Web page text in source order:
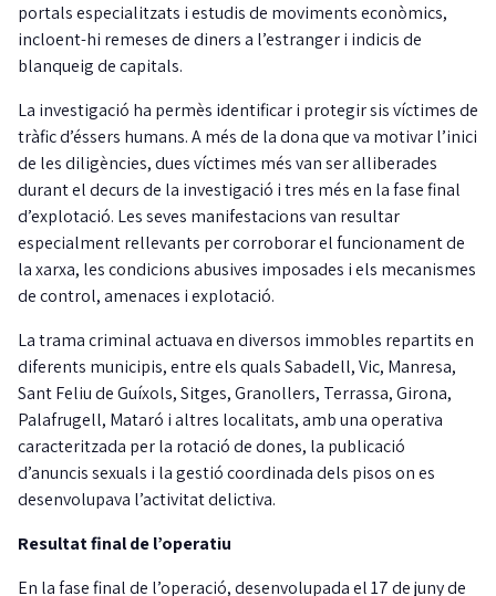
portals especialitzats i estudis de moviments econòmics,
incloent-hi remeses de diners a l’estranger i indicis de
blanqueig de capitals.
La investigació ha permès identificar i protegir sis víctimes de
tràfic d’éssers humans. A més de la dona que va motivar l’inici
de les diligències, dues víctimes més van ser alliberades
durant el decurs de la investigació i tres més en la fase final
d’explotació. Les seves manifestacions van resultar
especialment rellevants per corroborar el funcionament de
la xarxa, les condicions abusives imposades i els mecanismes
de control, amenaces i explotació.
La trama criminal actuava en diversos immobles repartits en
diferents municipis, entre els quals Sabadell, Vic, Manresa,
Sant Feliu de Guíxols, Sitges, Granollers, Terrassa, Girona,
Palafrugell, Mataró i altres localitats, amb una operativa
caracteritzada per la rotació de dones, la publicació
d’anuncis sexuals i la gestió coordinada dels pisos on es
desenvolupava l’activitat delictiva.
Resultat final de l’operatiu
En la fase final de l’operació, desenvolupada el 17 de juny de